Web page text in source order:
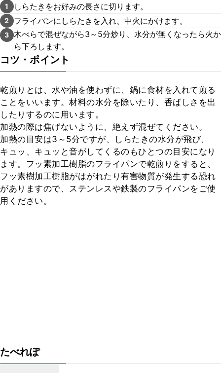
1 しらたきをお好みの長さに切ります。
2 フライパンにしらたきを入れ、中火にかけます。
3 木べらで混ぜながら3～5分炒り、水分が無くなったら火か
ら下ろします。
コツ・ポイント
乾煎りとは、水や油を使わずに、鍋に食材を入れて煎る
ことをいいます。材料の水分を除いたり、香ばしさを出
したりするのに用います。
加熱の際は焦げないように、絶えず混ぜてください。
加熱の目安は3～5分ですが、しらたきの水分が飛び、
キュッ、キュッと音がしてくるのもひとつの目安になり
ます。フッ素加工樹脂のフライパンで乾煎りをすると、
フッ素樹加工樹脂がはがれたり有害物質が発生する恐れ
がありますので、ステンレスや鉄製のフライパンをご使
用ください。
たべれぽ